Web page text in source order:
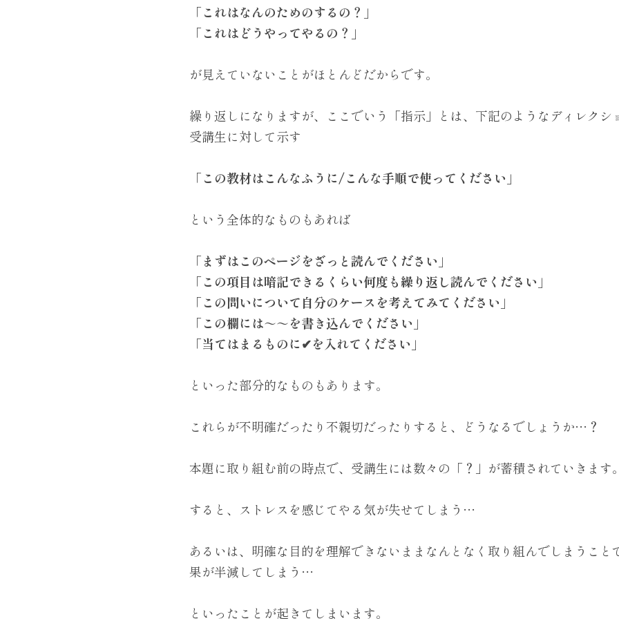
「これはなんのためのするの？」
「これはどうやってやるの？」
が見えていないことがほとんどだからです。
繰り返しになりますが、ここでいう「指示」とは、下記のようなディレクシ
受講生に対して示す
「この教材はこんなふうに/こんな手順で使ってください」
という全体的なものもあれば
「まずはこのページをざっと読んでください」
「この項目は暗記できるくらい何度も繰り返し読んでください」
「この問いについて自分のケースを考えてみてください」
「この欄には～～を書き込んでください」
「当てはまるものに✔︎を入れてください」
といった部分的なものもあります。
これらが不明確だったり不親切だったりすると、どうなるでしょうか…？
本題に取り組む前の時点で、受講生には数々の「？」が蓄積されていきます。
すると、ストレスを感じてやる気が失せてしまう…
あるいは、明確な目的を理解できないままなんとなく取り組んでしまうこと
果が半減してしまう…
といったことが起きてしまいます。